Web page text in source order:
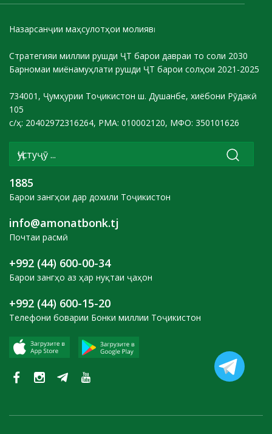
Назарсанҷии маҳсулотҳои молиявӣ
Стратегияи миллии рушди ҶТ барои давраи то соли 2030
Барномаи миёнамуҳлати рушди ҶТ барои солҳои 2021-2025
734001, Ҷумҳурии Тоҷикистон ш. Душанбе, хиёбони Рӯдакӣ
105
с/ҳ: 20402972316264, РМА: 010002120, МФО: 350101626
1885
Барои зангҳои дар дохили Тоҷикистон
info@amonatbonk.tj
Почтаи расмӣ
+992 (44) 600-00-34
Барои зангҳо аз ҳар нуқтаи ҷаҳон
+992 (44) 600-15-20
Телефони боварии Бонки миллии Тоҷикистон